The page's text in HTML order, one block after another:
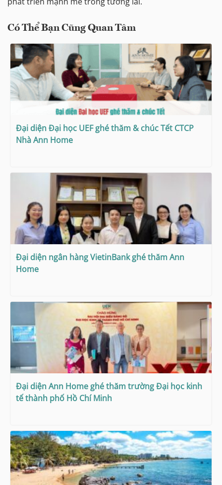
Có Thể Bạn Cũng Quan Tâm
Đại diện Đại học UEF ghé thăm & chúc Tết CTCP
Nhà Ann Home
Đại diện ngân hàng VietinBank ghé thăm Ann
Home
Đại diện Ann Home ghé thăm trường Đại học kinh
tế thành phố Hồ Chí Minh